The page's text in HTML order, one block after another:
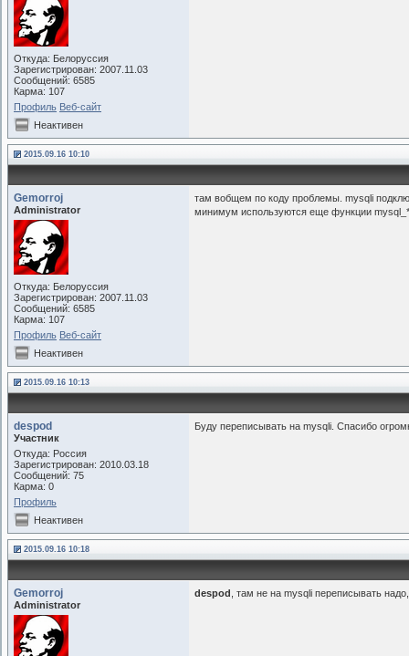
Откуда: Белоруссия
Зарегистрирован: 2007.11.03
Сообщений: 6585
Карма: 107
Профиль Веб-сайт
Неактивен
2015.09.16 10:10
Gemorroj
Administrator
Откуда: Белоруссия
Зарегистрирован: 2007.11.03
Сообщений: 6585
Карма: 107
Профиль Веб-сайт
там вобщем по коду проблемы. mysqli
минимум используются еще функции
Неактивен
2015.09.16 10:13
despod
Участник
Откуда: Россия
Зарегистрирован: 2010.03.18
Сообщений: 75
Карма: 0
Профиль
Буду переписывать на mysqli. Спасибо
Неактивен
2015.09.16 10:18
Gemorroj
Administrator
despod , там не на mysqli переписывать